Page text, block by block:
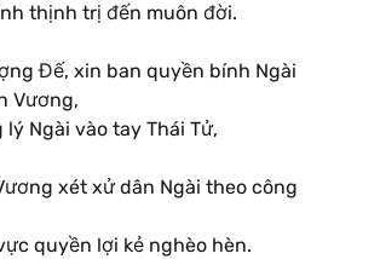
thịnh trị đến muôn đời.
Đế, xin ban quyền bính Ngài
Vương,
lý Ngài vào tay Thái Tử,
xét xử dân Ngài theo công
quyền lợi kẻ nghèo hèn.